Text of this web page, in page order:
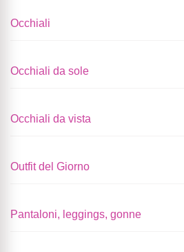
Occhiali
Occhiali da sole
Occhiali da vista
Outfit del Giorno
Pantaloni, leggings, gonne